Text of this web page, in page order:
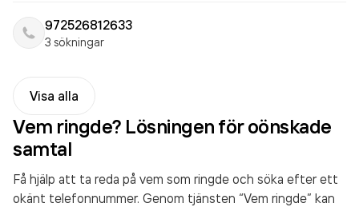
972526812633
3 sökningar
Visa alla
Vem ringde? Lösningen för oönskade
samtal
Få hjälp att ta reda på vem som ringde och söka efter ett
okänt telefonnummer. Genom tjänsten “Vem ringde” kan